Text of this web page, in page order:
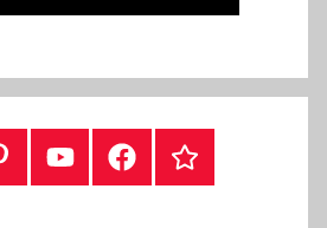
YouTubeFacebookTikTok